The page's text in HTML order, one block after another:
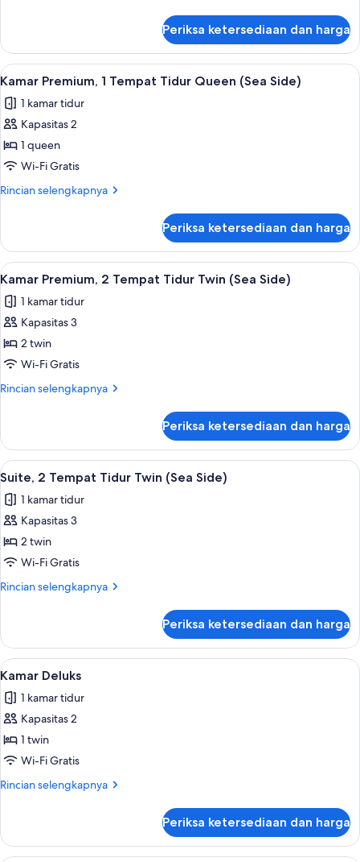
(Sea
Side)
Suite,
Tempat
King
(Sea
Periksa ketersediaan dan harga
Lihat
semua
foto
untuk
Kamar
Premium,
1
Queen
(Sea
Side)
Kamar Premium, 1 Tempat Tidur
4
Kamar Premium, 1 Tempat Tidur Queen (Sea Side)
1 kamar tidur
Kapasitas 2
1 queen
Wi-Fi Gratis
Rincian selengkapnya
Rincian
Kamar
Premium,
1
Tidur
Queen
Side)
Periksa ketersediaan dan harga
Lihat
semua
foto
untuk
Kamar
Premium,
2
Twin
(Sea
Side)
Kamar Premium, 2 Tempat Tidur
4
Kamar Premium, 2 Tempat Tidur Twin (Sea Side)
1 kamar tidur
Kapasitas 3
2 twin
Wi-Fi Gratis
Rincian selengkapnya
Rincian
Kamar
Premium,
2
Tidur
Twin
Side)
Periksa ketersediaan dan harga
Lihat
semua
foto
untuk
Suite,
2
Tempat
(Sea
Side)
Brankas, meja kerja, tirai kedap
4
Suite, 2 Tempat Tidur Twin (Sea Side)
1 kamar tidur
Kapasitas 3
2 twin
Wi-Fi Gratis
Rincian selengkapnya
Rincian
Suite,
Tempat
Twin
(Sea
Periksa ketersediaan dan harga
Lihat
semua
foto
untuk
Kamar
Deluks
Kamar Deluks | Brankas, meja kerja,
4
Kamar Deluks
1 kamar tidur
Kapasitas 2
1 twin
Wi-Fi Gratis
Rincian selengkapnya
Rincian
Kamar
Deluks
Periksa ketersediaan dan harga